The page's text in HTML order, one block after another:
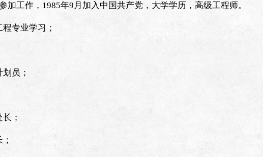
加工作，1985年9月加入中国共产党，大学学历，高级工程师。
专业学习；
员；
；